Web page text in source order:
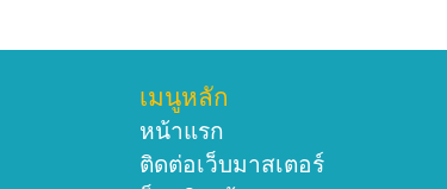
เมนูหลัก
หน้าแรก
ติดต่อเว็บมาสเตอร์